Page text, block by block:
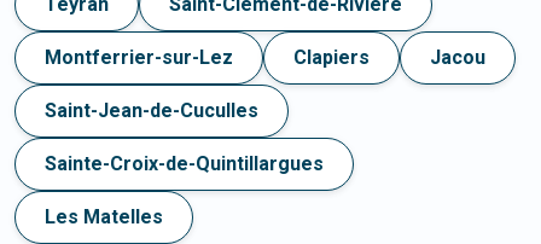
Teyran Saint-Clément-de-Rivière
Montferrier-sur-Lez Clapiers Jacou
Saint-Jean-de-Cuculles
Sainte-Croix-de-Quintillargues
Les Matelles